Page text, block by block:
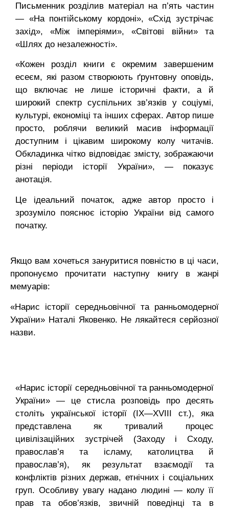
Письменник розділив матеріал на п’ять частин
— «На понтійському кордоні», «Схід зустрічає
захід», «Між імперіями», «Світові війни» та
«Шлях до незалежності».
«Кожен розділ книги є окремим завершеним
есеєм, які разом створюють ґрунтовну оповідь,
що включає не лише історичні факти, а й
широкий спектр суспільних зв’язків у соціумі,
культурі, економіці та інших сферах. Автор пише
просто, роблячи великий масив інформації
доступним і цікавим широкому колу читачів.
Обкладинка чітко відповідає змісту, зображаючи
різні періоди історії України», — показує
анотація.
Це ідеальний початок, адже автор просто і
зрозуміло пояснює історію України від самого
початку.
Якщо вам хочеться зануритися повністю в ці часи,
пропонуємо прочитати наступну книгу в жанрі
мемуарів:
«Нарис історії середньовічної та ранньомодерної
України» Наталі Яковенко. Не лякайтеся серйозної
назви.
«Нарис історії середньовічної та ранньомодерної
України» — це стисла розповідь про десять
століть української історії (IX—XVIII ст.), яка
представлена як тривалий процес
цивілізаційних зустрічей (Заходу і Сходу,
православ’я та ісламу, католицтва й
православ’я), як результат взаємодії та
конфліктів різних держав, етнічних і соціальних
груп. Особливу увагу надано людині — колу її
прав та обов’язків, звичній поведінці та в